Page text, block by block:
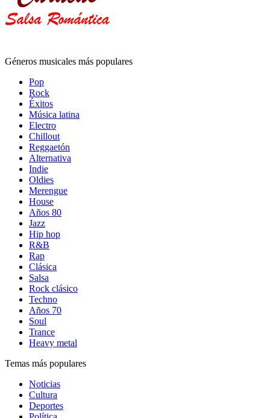
Géneros musicales más populares
Pop
Rock
Éxitos
Música latina
Electro
Chillout
Reggaetón
Alternativa
Indie
Oldies
Merengue
House
Años 80
Jazz
Hip hop
R&B
Rap
Clásica
Salsa
Rock clásico
Techno
Años 70
Soul
Trance
Heavy metal
Temas más populares
Noticias
Cultura
Deportes